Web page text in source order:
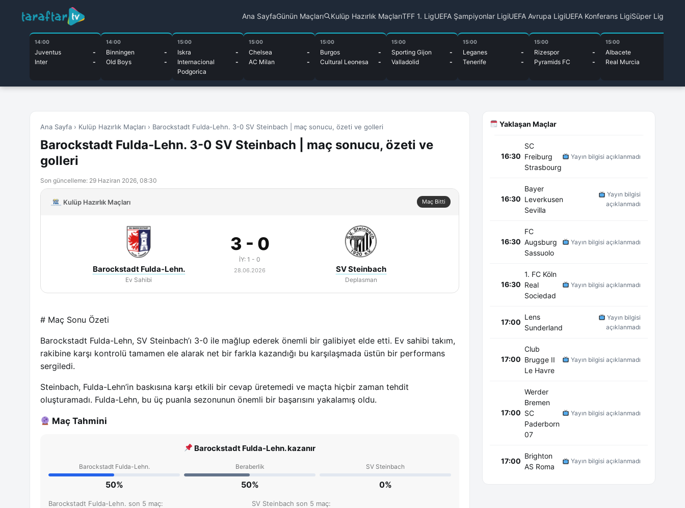
Ana SayfaGünün Maçları Kulüp Hazırlık MaçlarıTFF 1. LigUEFA Şampiyonlar LigiUEFA Avrupa LigiUEFA Konferans LigiSüper Lig
14:00
Juventus
-
Inter
-
14:00
Binningen
-
Old Boys
-
15:00
Iskra
-
Internacional
Podgorica
-
15:00
Chelsea
-
AC Milan
-
15:00
Burgos
-
Cultural Leonesa
-
15:00
Sporting Gijon
-
Valladolid
-
15:00
Leganes
-
Tenerife
-
15:00
Rizespor
-
Pyramids FC
-
15:00
Albacete
Real Murcia
Ana Sayfa › Kulüp Hazırlık Maçları › Barockstadt Fulda-Lehn. 3-0 SV Steinbach | maç sonucu, özeti ve golleri
Barockstadt Fulda-Lehn. 3-0 SV Steinbach | maç sonucu, özeti ve
golleri
Son güncelleme: 29 Haziran 2026, 08:30
Kulüp Hazırlık Maçları Maç Bitti
Barockstadt Fulda-Lehn.
Ev Sahibi
3 - 0
İY: 1 - 0
28.06.2026 SV Steinbach
Deplasman
# Maç Sonu Özeti
Barockstadt Fulda-Lehn, SV Steinbach’ı 3-0 ile mağlup ederek önemli bir galibiyet elde etti. Ev sahibi takım,
rakibine karşı kontrolü tamamen ele alarak net bir farkla kazandığı bu karşılaşmada üstün bir performans
sergiledi.
Steinbach, Fulda-Lehn’in baskısına karşı etkili bir cevap üretemedi ve maçta hiçbir zaman tehdit
oluşturamadı. Fulda-Lehn, bu üç puanla sezonunun önemli bir başarısını yakalamış oldu.
Maç Tahmini
Barockstadt Fulda-Lehn. kazanır
Barockstadt Fulda-Lehn.
50%
Beraberlik
50%
SV Steinbach
0%
Barockstadt Fulda-Lehn. son 5 maç: SV Steinbach son 5 maç:
Yaklaşan Maçlar
16:30
SC
Freiburg
Strasbourg
Yayın bilgisi açıklanmadı
16:30
Bayer
Leverkusen
Sevilla
Yayın bilgisi
açıklanmadı
16:30
FC
Augsburg
Sassuolo
Yayın bilgisi açıklanmadı
16:30
1. FC Köln
Real
Sociedad
Yayın bilgisi açıklanmadı
17:00
Lens
Sunderland
Yayın bilgisi
açıklanmadı
17:00
Club
Brugge II
Le Havre
Yayın bilgisi açıklanmadı
17:00
Werder
Bremen
SC
Paderborn
07
Yayın bilgisi açıklanmadı
17:00
Brighton
AS Roma
Yayın bilgisi açıklanmadı